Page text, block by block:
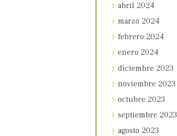
abril 2024
marzo 2024
febrero 2024
enero 2024
diciembre 2023
noviembre 2023
octubre 2023
septiembre 2023
agosto 2023